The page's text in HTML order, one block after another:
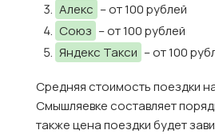
Алекс – от 100 рублей
Союз – от 100 рублей
Яндекс Такси – от 100
Средняя стоимость поездки
Смышляевке составляет
также цена поездки будет